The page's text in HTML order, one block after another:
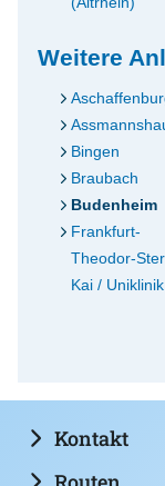
Weitere
Bingen
Braubach
Budenheim
Frankfurt-
Theodor-
Kai / Uniklinik
Kontakt